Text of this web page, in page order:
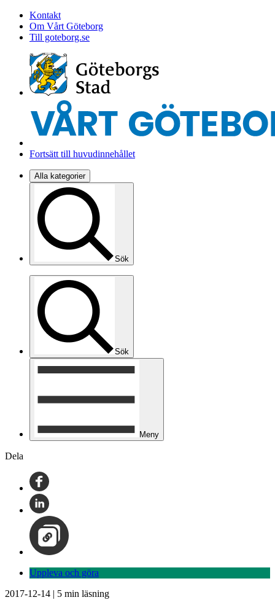
Kontakt
Om Vårt Göteborg
Till goteborg.se
Fortsätt till huvudinnehållet
Alla kategorier
Sök
Sök
Meny
Dela
Uppleva och göra
2017-12-14 | 5 min läsning